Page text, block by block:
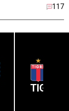
117
TIG